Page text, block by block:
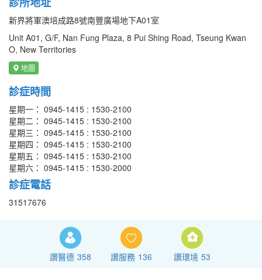
新界將軍澳培成路8號南豐廣場地下A01室
Unit A01, G/F, Nan Fung Plaza, 8 Pui Shing Road, Tseung Kwan
O, New Territories
地圖
診症時間
星期一： 0945-1415 : 1530-2100
星期二： 0945-1415 : 1530-2100
星期三： 0945-1415 : 1530-2100
星期四： 0945-1415 : 1530-2100
星期五： 0945-1415 : 1530-2100
星期六： 0945-1415 : 1530-2000
診症電話
31517676
讚醫德 358 讚服務 136 讚環境 53